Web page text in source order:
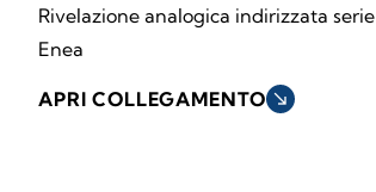
Rivelazione analogica indirizzata serie
Enea
APRI COLLEGAMENTO south_east